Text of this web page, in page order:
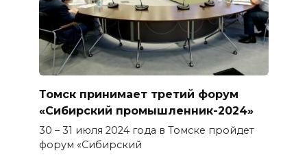
Томск принимает третий форум
«Сибирский промышленник-2024»
30 – 31 июля 2024 года в Томске пройдет
форум «Сибирский